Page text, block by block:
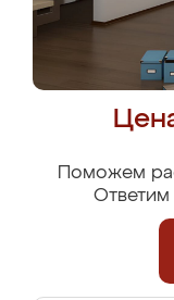
Поможем
Ответим